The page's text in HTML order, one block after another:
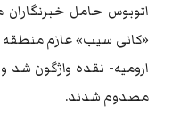
اتوبوس حامل
«کانی سیب» عازم منطقه
مصدوم شدند.